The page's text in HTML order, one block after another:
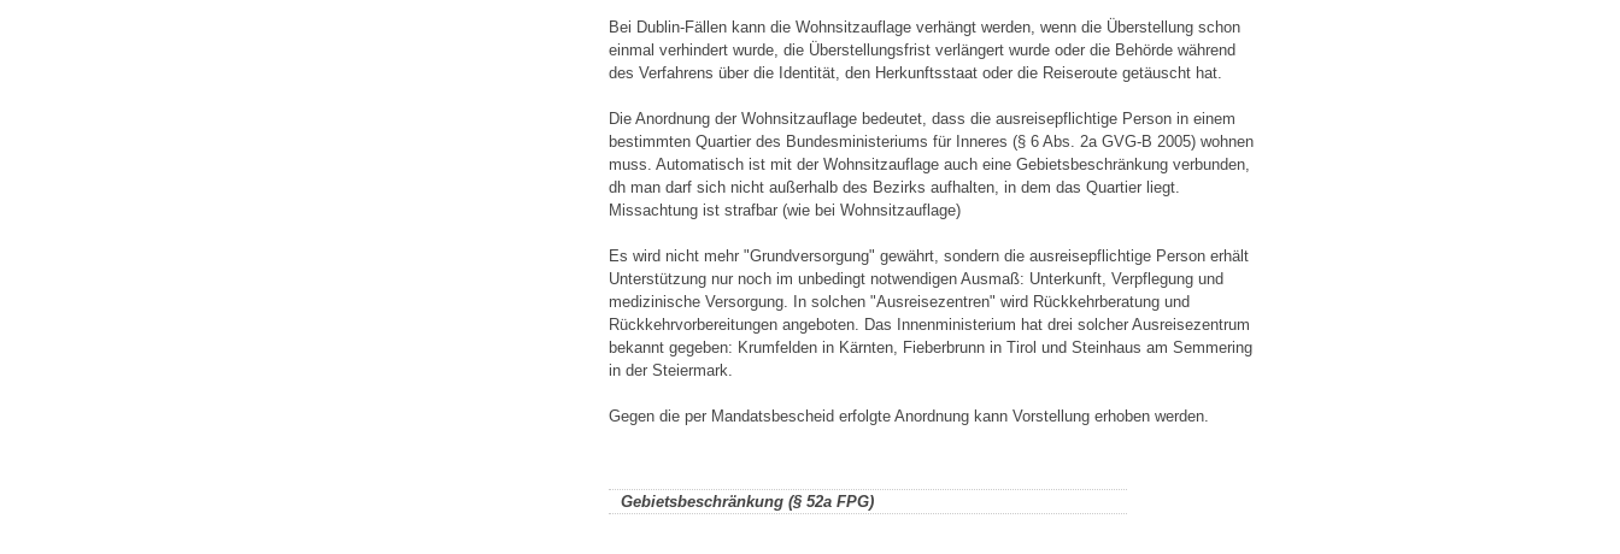
Bei Dublin-Fällen kann die Wohnsitzauflage verhängt werden, wenn die Überstellung schon
einmal verhindert wurde, die Überstellungsfrist verlängert wurde oder die Behörde während
des Verfahrens über die Identität, den Herkunftsstaat oder die Reiseroute getäuscht hat.
Die Anordnung der Wohnsitzauflage bedeutet, dass die ausreisepflichtige Person in einem
bestimmten Quartier des Bundesministeriums für Inneres (§ 6 Abs. 2a GVG-B 2005) wohnen
muss. Automatisch ist mit der Wohnsitzauflage auch eine Gebietsbeschränkung verbunden,
dh man darf sich nicht außerhalb des Bezirks aufhalten, in dem das Quartier liegt.
Missachtung ist strafbar (wie bei Wohnsitzauflage)
Es wird nicht mehr "Grundversorgung" gewährt, sondern die ausreisepflichtige Person erhält
Unterstützung nur noch im unbedingt notwendigen Ausmaß: Unterkunft, Verpflegung und
medizinische Versorgung. In solchen "Ausreisezentren" wird Rückkehrberatung und
Rückkehrvorbereitungen angeboten. Das Innenministerium hat drei solcher Ausreisezentrum
bekannt gegeben: Krumfelden in Kärnten, Fieberbrunn in Tirol und Steinhaus am Semmering
in der Steiermark.
Gegen die per Mandatsbescheid erfolgte Anordnung kann Vorstellung erhoben werden.
Gebietsbeschränkung (§ 52a FPG)